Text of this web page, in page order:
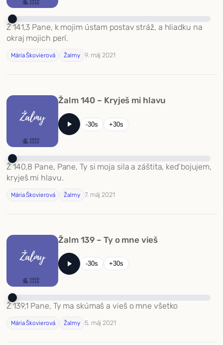
Ž 141,3 Pane, k mojim ústam postav stráž, a hliadku na
okraj mojich perí.
Mária Škovierová Žalmy 9. máj 2021
Žalm 140 – Kryješ mi hlavu
-30s +30s
Ž 140,8 Pane, Pane, Ty si moja sila a záštita, keď bojujem,
kryješ mi hlavu.
Mária Škovierová Žalmy 7. máj 2021
Žalm 139 – Ty o mne vieš
-30s +30s
Ž 139,1 Pane, Ty ma skúmaš a vieš o mne všetko
Mária Škovierová Žalmy 5. máj 2021